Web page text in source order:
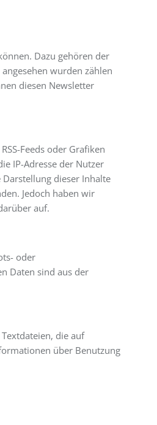
Dazu gehören der
wurden zählen
diesen Newsletter
Feeds oder Grafiken
IP-Adresse der Nutzer
dieser Inhalte
Jedoch haben wir
auf.
oder
Daten sind aus der
die auf
über Benutzung